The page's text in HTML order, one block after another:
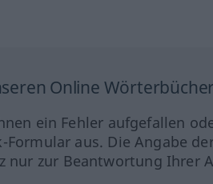
Online
ein Fehler aufgefallen
Formular aus. Die Angabe
nur zur Beantwortung Ihrer